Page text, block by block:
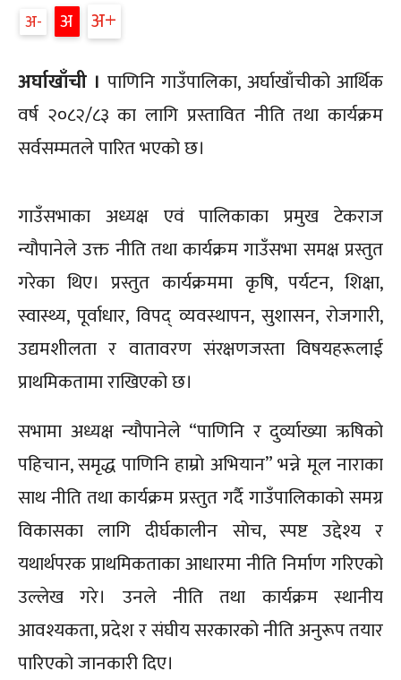
अ- अ अ+
अर्घाखाँची । पाणिनि गाउँपालिका, अर्घाखाँचीको आर्थिक
वर्ष २०८२/८३ का लागि प्रस्तावित नीति तथा कार्यक्रम
सर्वसम्मतले पारित भएको छ।
गाउँसभाका अध्यक्ष एवं पालिकाका प्रमुख टेकराज
न्यौपानेले उक्त नीति तथा कार्यक्रम गाउँसभा समक्ष प्रस्तुत
गरेका थिए। प्रस्तुत कार्यक्रममा कृषि, पर्यटन, शिक्षा,
स्वास्थ्य, पूर्वाधार, विपद् व्यवस्थापन, सुशासन, रोजगारी,
उद्यमशीलता र वातावरण संरक्षणजस्ता विषयहरूलाई
प्राथमिकतामा राखिएको छ।
सभामा अध्यक्ष न्यौपानेले “पाणिनि र दुर्व्याख्या ऋषिको
पहिचान, समृद्ध पाणिनि हाम्रो अभियान” भन्ने मूल नाराका
साथ नीति तथा कार्यक्रम प्रस्तुत गर्दै गाउँपालिकाको समग्र
विकासका लागि दीर्घकालीन सोच, स्पष्ट उद्देश्य र
यथार्थपरक प्राथमिकताका आधारमा नीति निर्माण गरिएको
उल्लेख गरे। उनले नीति तथा कार्यक्रम स्थानीय
आवश्यकता, प्रदेश र संघीय सरकारको नीति अनुरूप तयार
पारिएको जानकारी दिए।